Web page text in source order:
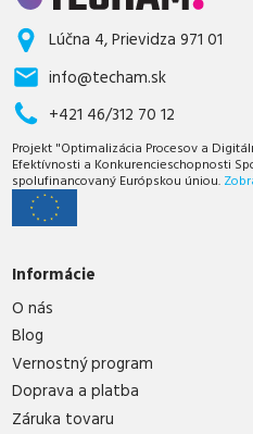
Lúčna 4, Prievidza 971 01
info@techam.sk
+421 46/312 70 12
Projekt "Optimalizácia Procesov a
Efektívnosti a Konkurencieschopnosti
spolufinancovaný Európskou úniou.
Informácie
O nás
Blog
Vernostný program
Doprava a platba
Záruka tovaru